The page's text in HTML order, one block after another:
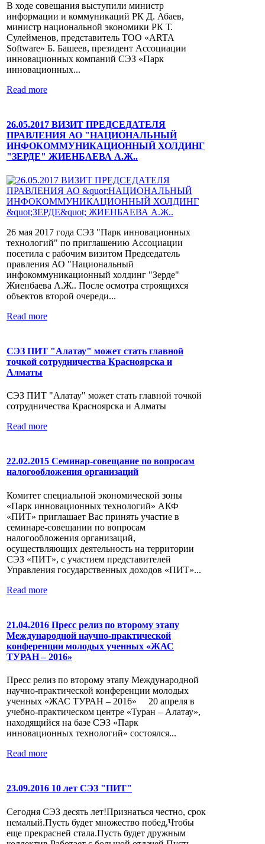
В ходе совещания выступили министр
информации и коммуникаций РК Д. Абаев,
министр национальной экономики РК Т.
Сулейменов, представитель ТОО «ARTA
Software» Б. Башеев, президент Ассоциации
инновационных компаний СЭЗ «Парк
инновационных...
Read more
26.05.2017 ВИЗИТ ПРЕДСЕДАТЕЛЯ
ПРАВЛЕНИЯ АО "НАЦИОНАЛЬНЫЙ
ИНФОКОММУНИКАЦИОННЫЙ ХОЛДИНГ
"ЗЕРДЕ" ЖИЕНБАЕВА А.Ж..
26 мая 2017 года СЭЗ "Парк инновационных
технологий" по приглашению Ассоциации
посетила с рабочим визитом Председатель
правления АО "Национальный
инфокоммуникационный холдинг "Зерде"
Жиенбаева А.Ж.. После осмотра строящихся
объектов второй очереди...
Read more
СЭЗ ПИТ "Алатау" может стать главной
точкой сотрудничества Красноярска и
Алматы
СЭЗ ПИТ "Алатау" может стать главной точкой
сотрудничества Красноярска и Алматы
Read more
22.02.2015 Семинар-совещание по вопросам
налогообложения организаций
Комитет специальной экономической зоны
«Парк инновационных технологий» АКФ
«ПИТ» приглашает Вас принять участие в
семинаре-совещании по вопросам
налогообложения организаций,
осуществляющих деятельность на территории
СЭЗ «ПИТ», с участием представителей
Управления государственных доходов «ПИТ»...
Read more
21.04.2016 Пресс релиз по второму этапу
Международной научно-практической
конференции молодых ученных «ЖАС
ТУРАН – 2016»
Пресс релиз по второму этапу Международной
научно-практической конференции молодых
ученных «ЖАС ТУРАН – 2016» 20 апреля в
учебно-практическом центре «Туран – Алатау»,
находящийся на базе СЭЗ «Парк
инновационных технологий» состоялся...
Read more
23.09.2016 10 лет СЭЗ "ПИТ"
Сегодня СЭЗ десять лет!Признаться честно, срок
немалый.Пусть будет множество побед,Чтобы
еще прекрасней стала.Пусть будет дружным